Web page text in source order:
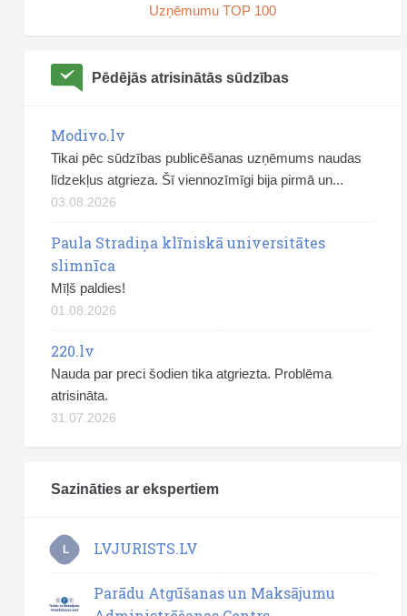
Uzņēmumu TOP 100
Pēdējās atrisinātās sūdzības
Modivo.lv
Tikai pēc sūdzības publicēšanas uzņēmums naudas
līdzekļus atgrieza. Šī viennozīmīgi bija pirmā un...
03.08.2026
Paula Stradiņa klīniskā universitātes
slimnīca
Mīļš paldies!
01.08.2026
220.lv
Nauda par preci šodien tika atgriezta. Problēma
atrisināta.
31.07.2026
Sazināties ar ekspertiem
L LVJURISTS.LV
Parādu Atgūšanas un Maksājumu